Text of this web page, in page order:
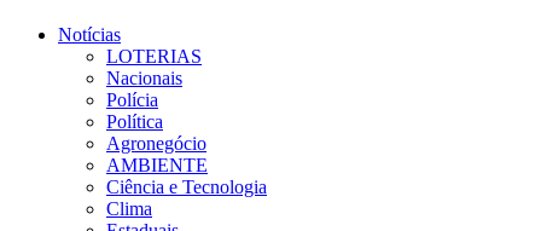
Notícias
LOTERIAS
Nacionais
Polícia
Política
Agronegócio
AMBIENTE
Ciência e Tecnologia
Clima